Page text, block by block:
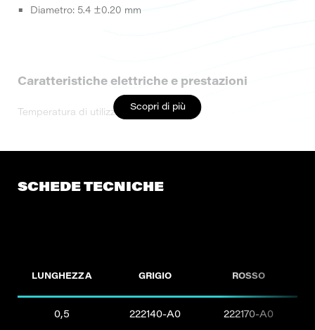
Diametro: 5.4 ±0.20 mm
Caratteristiche elettriche e prestazioni
Temperatura di utilizzo: -10/+60°C
Scopri di più
SCHEDE TECNICHE
LUNGHEZZA GRIGIO ROSSO
0,5 222140-A0 222170-A0